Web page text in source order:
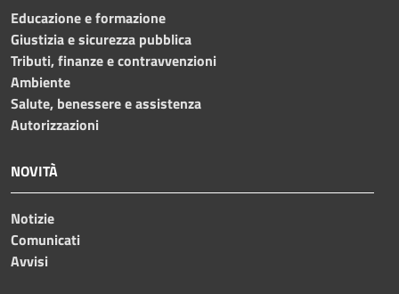
Educazione e formazione
Giustizia e sicurezza pubblica
Tributi, finanze e contravvenzioni
Ambiente
Salute, benessere e assistenza
Autorizzazioni
NOVITÀ
Notizie
Comunicati
Avvisi